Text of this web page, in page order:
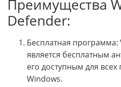
Преимущества
Defender:
Бесплатная
является бесплатным
его доступным для всех
Windows.